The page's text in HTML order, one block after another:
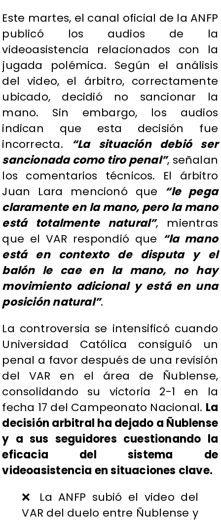
Este martes, el canal oficial de la ANFP
publicó los audios de la
videoasistencia relacionados con la
jugada polémica. Según el análisis
del video, el árbitro, correctamente
ubicado, decidió no sancionar la
mano. Sin embargo, los audios
indican que esta decisión fue
incorrecta. “La situación debió ser
sancionada como tiro penal”, señalan
los comentarios técnicos. El árbitro
Juan Lara mencionó que “le pega
claramente en la mano, pero la mano
está totalmente natural”, mientras
que el VAR respondió que “la mano
está en contexto de disputa y el
balón le cae en la mano, no hay
movimiento adicional y está en una
posición natural”.
La controversia se intensificó cuando
Universidad Católica consiguió un
penal a favor después de una revisión
del VAR en el área de Ñublense,
consolidando su victoria 2-1 en la
fecha 17 del Campeonato Nacional. La
decisión arbitral ha dejado a Ñublense
y a sus seguidores cuestionando la
eficacia del sistema de
videoasistencia en situaciones clave.
❌ La ANFP subió el video del
VAR del duelo entre Ñublense y